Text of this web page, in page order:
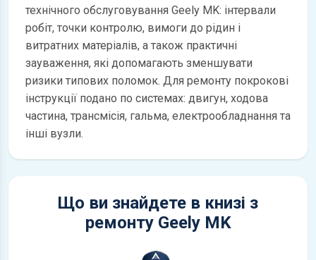
технічного обслуговування Geely MK: інтервали
робіт, точки контролю, вимоги до рідин і
витратних матеріалів, а також практичні
зауваження, які допомагають зменшувати
ризики типових поломок. Для ремонту покрокові
інструкції подано по системах: двигун, ходова
частина, трансмісія, гальма, електрообладнання та
інші вузли.
Що ви знайдете в книзі з
ремонту Geely MK